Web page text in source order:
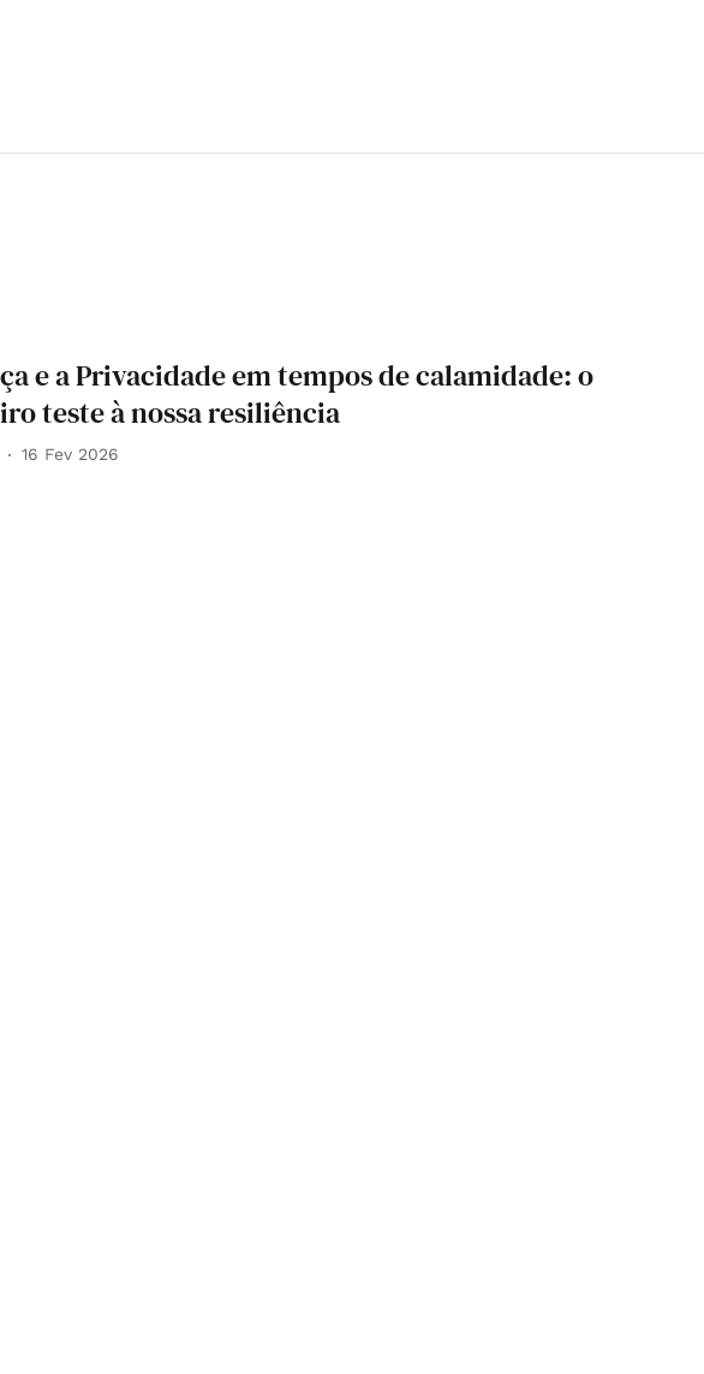
e a Privacidade em tempos de calamidade: o
teste à nossa resiliência
16 Fev 2026